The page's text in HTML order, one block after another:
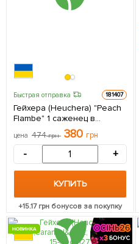
Быстрая отправка 181407
Гейхера (Heuchera) "Peach
Flambe" 1 саженец в
цена 474грн 380 грн
- +
КУПИТЬ
+15.17грн бонусов за покупку
НОВИНКА